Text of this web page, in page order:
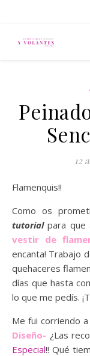
12
Flamenquis!!
Como os
tutorialpara que
vestir de
encanta! Trabajo
quehaceres
días que hasta
lo que me pedís.
Me fui corriendo
Diseño- ¿Las
Especial!! Qué